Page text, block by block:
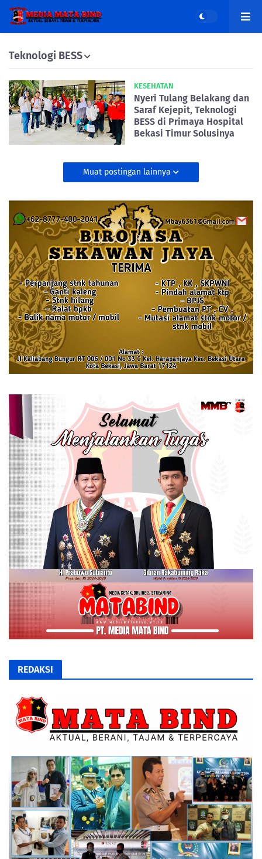
Teknologi BESS
KESEHATAN
Nyeri Tulang Belakang dan
Saraf Kejepit, Teknologi
BESS di Primaya Hospital
Bekasi Timur Solusinya
Muat postingan lainnya
REDAKSI